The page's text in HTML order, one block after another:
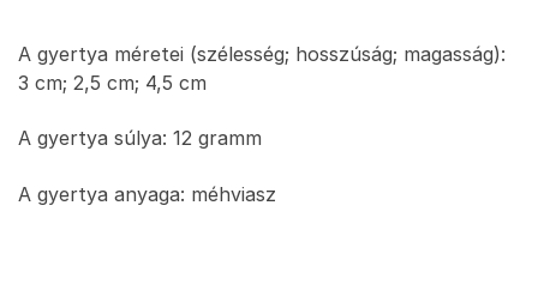
A gyertya méretei (szélesség; hosszúság; magasság):
3 cm; 2,5 cm; 4,5 cm
A gyertya súlya: 12 gramm
A gyertya anyaga: méhviasz